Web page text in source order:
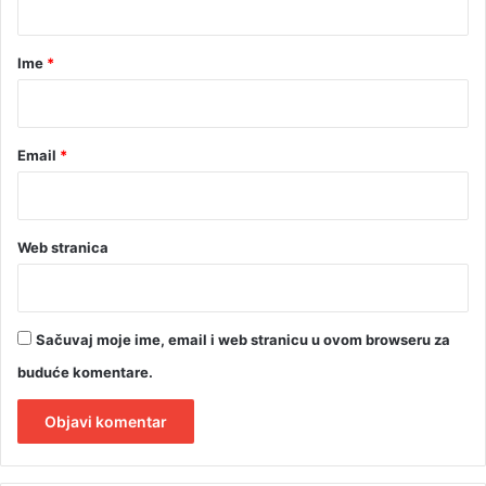
rIme *
Email *
Web stranica
Sačuvaj moje ime, email i web stranicu u ovom browseru za
buduće komentare.